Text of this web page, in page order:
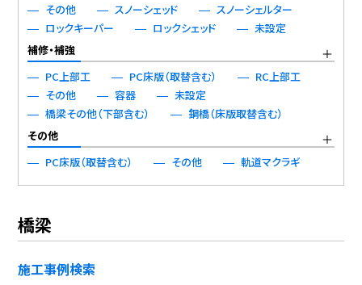
その他
スノーシェッド
スノーシェルター
ロックキーパー
ロックシェッド
未設定
補修・補強
PC上部工
PC床版（取替含む）
RC上部工
その他
容器
未設定
橋梁その他（下部含む）
鋼橋（床版取替含む）
その他
PC床版（取替含む）
その他 軌道マクラギ
橋梁
施工事例検索